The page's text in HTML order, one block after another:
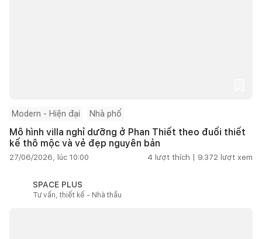
Modern - Hiện đại Nhà phố
Mô hình villa nghỉ dưỡng ở Phan Thiết theo đuổi thiết
kế thô mộc và vẻ đẹp nguyên bản
27/06/2026, lúc 10:00 4 lượt thích | 9.372 lượt xem
SPACE PLUS
Tư vấn, thiết kế - Nhà thầu